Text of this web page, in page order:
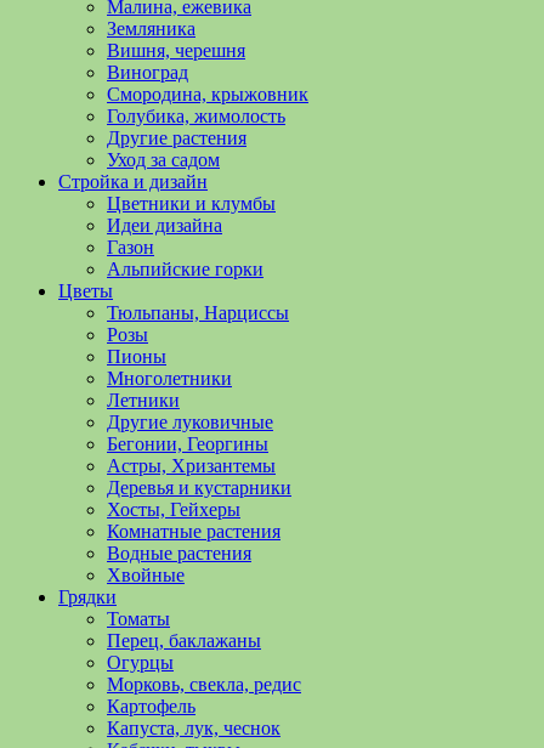
растениями
Поможем
обустройстве
выращивании
Малина, ежевика
Земляника
Вишня, черешня
Виноград
Смородина, крыжовник
Голубика, жимолость
Другие растения
Уход за садом
Стройка и дизайн
Цветники и клумбы
Идеи дизайна
Газон
Альпийские горки
Цветы
Тюльпаны, Нарциссы
Розы
Пионы
Многолетники
Летники
Другие луковичные
Бегонии, Георгины
Астры, Хризантемы
Деревья и кустарники
Хосты, Гейхеры
Комнатные растения
Водные растения
Хвойные
Грядки
Томаты
Перец, баклажаны
Огурцы
Морковь, свекла, редис
Картофель
Капуста, лук, чеснок